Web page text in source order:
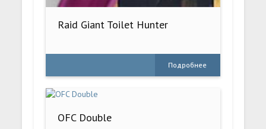
Raid Giant Toilet Hunter
Подробнее
OFC Double